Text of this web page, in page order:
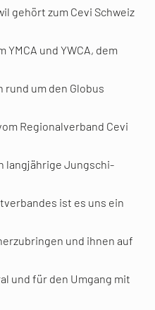
gehört zum Cevi Schweiz
und YWCA, dem
rund um den Globus
Regionalverband Cevi
langjährige Jungschi-
ist es uns ein
und ihnen auf
und für den Umgang mit